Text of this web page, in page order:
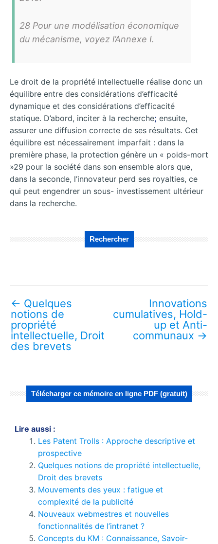
28 Pour une modélisation économique
du mécanisme, voyez l’Annexe I.
Le droit de la propriété intellectuelle réalise donc un
équilibre entre des considérations d’efficacité
dynamique et des considérations d’efficacité
statique. D’abord, inciter à la recherche; ensuite,
assurer une diffusion correcte de ses résultats. Cet
équilibre est nécessairement imparfait : dans la
première phase, la protection génère un « poids-mort
»29 pour la société dans son ensemble alors que,
dans la seconde, l’innovateur perd ses royalties, ce
qui peut engendrer un sous- investissement ultérieur
dans la recherche.
Rechercher
← Quelques
notions de
propriété
intellectuelle, Droit
des brevets
Innovations
cumulatives, Hold-
up et Anti-
communaux →
Télécharger ce mémoire en ligne PDF (gratuit)
Lire aussi :
Les Patent Trolls : Approche descriptive et
prospective
Quelques notions de propriété intellectuelle,
Droit des brevets
Mouvements des yeux : fatigue et
complexité de la publicité
Nouveaux webmestres et nouvelles
fonctionnalités de l’intranet ?
Concepts du KM : Connaissance, Savoir-